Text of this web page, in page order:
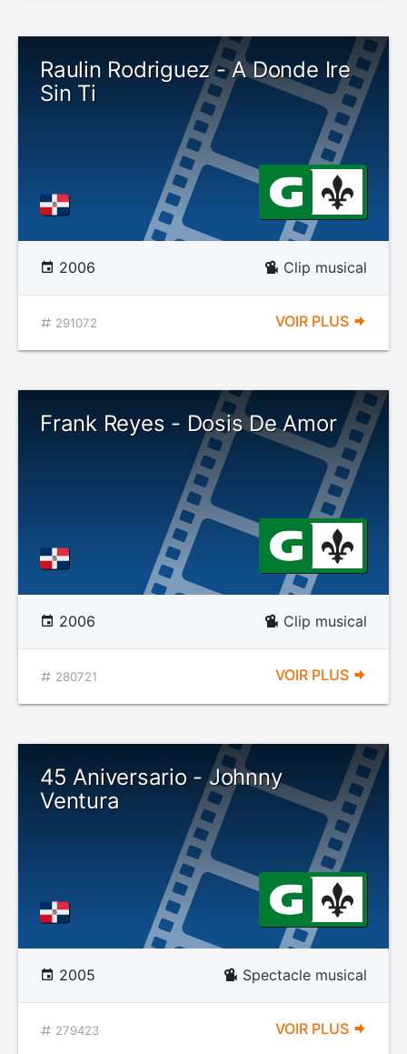
Raulin Rodriguez - A Donde Ire
Sin Ti
2006 Clip musical
291072 VOIR PLUS
Frank Reyes - Dosis De Amor
2006 Clip musical
280721 VOIR PLUS
45 Aniversario - Johnny
Ventura
2005 Spectacle musical
279423 VOIR PLUS